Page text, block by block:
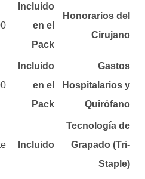
Honorarios del
Cirujano
Incluido
en el
Pack
€
Gastos
Hospitalarios y
Quirófano
Incluido
en el
Pack
€
Tecnología de
Grapado (Tri-
Staple)
Incluido